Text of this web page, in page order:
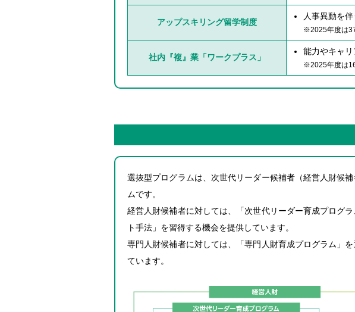
アップスキリング留学制度
人事異動を
※2025年度は
社内『複』業「ワークプラス」
能力やキャ
※2025年度は
選抜型プログラムは、次世代リーダー候補者（経営人財候
ムです。
経営人財候補者に対しては、「次世代リーダー育成プログ
ト手法」を習得する機会を提供しています。
専門人財候補者に対しては、「専門人財育成プログラム」
ています。